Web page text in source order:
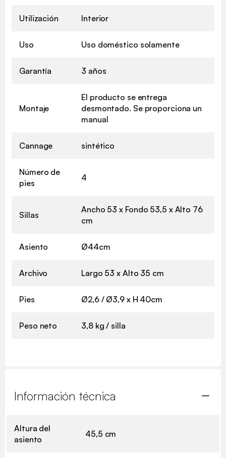
Utilización Interior
Uso Uso doméstico solamente
Garantía 3 años
Montaje
El producto se entrega
desmontado. Se proporciona un
manual
Cannage sintético
Número de
pies
4
Sillas
Ancho 53 x Fondo 53,5 x Alto 76
cm
Asiento Ø44cm
Archivo Largo 53 x Alto 35 cm
Pies Ø2,6 / Ø3,9 x H 40cm
Peso neto 3,8 kg / silla
Información técnica
Altura del
asiento
45,5 cm